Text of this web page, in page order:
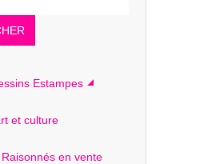
Estampes
et culture
en vente